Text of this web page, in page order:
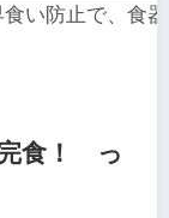
い防止で、食
食！ っ